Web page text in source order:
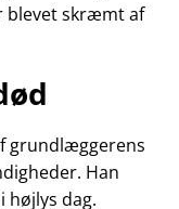
blevet skræmt af
grundlæggerens
Han
højlys dag.